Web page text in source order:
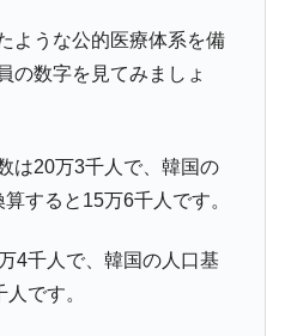
ような公的医療体系を備
の数字を見てみましょ
は20万3千人で、韓国の
すると15万6千人です。
4千人で、韓国の人口基
です。